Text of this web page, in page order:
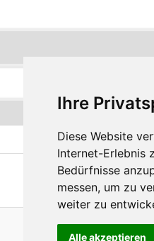
Ihre
Diese Website
Internet-Erlebnis
Bedürfnisse
messen, um zu
weiter zu
Alle akzeptieren
Stolz präsentiert von WordPress